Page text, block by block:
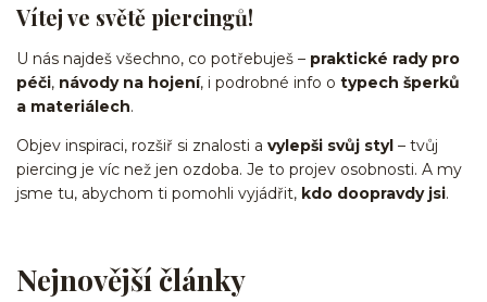
Vítej ve světě piercingů!
U nás najdeš všechno, co potřebuješ – praktické rady pro
péči, návody na hojení, i podrobné info o typech šperků
a materiálech.
Objev inspiraci, rozšiř si znalosti a vylepši svůj styl – tvůj
piercing je víc než jen ozdoba. Je to projev osobnosti. A my
jsme tu, abychom ti pomohli vyjádřit, kdo doopravdy jsi.
Nejnovější články